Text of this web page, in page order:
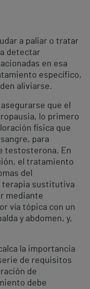
a paliar o tratar
detectar
en esa
específico,
aliviarse.
que el
lo primero
física que
para
testosterona. En
el tratamiento
del
terapia sustitutiva
mediante
vía tópica con un
y abdomen, y,
la importancia
de requisitos
de
debe